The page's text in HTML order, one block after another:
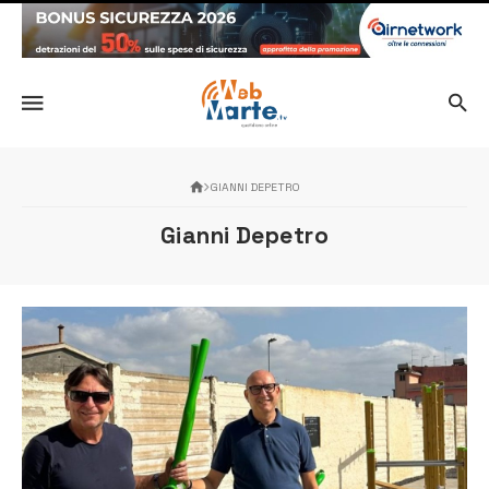
GIANNI DEPETRO
Gianni Depetro